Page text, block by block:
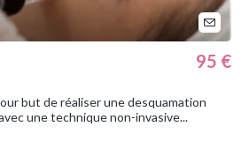
95 €
but de réaliser une desquamation
une technique non-invasive...